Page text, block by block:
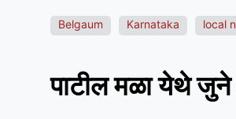
Belgaum Karnataka local
पाटील मळा येथे